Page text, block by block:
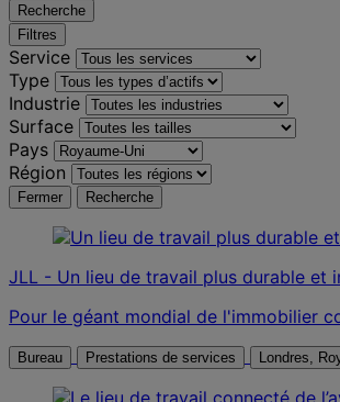
Recherche
Filtres
Service
Type
Industrie
Surface
Pays
Région
Fermer Recherche
JLL - Un lieu de travail plus durable et
Pour le géant mondial de l'immobilier
Bureau Prestations de services